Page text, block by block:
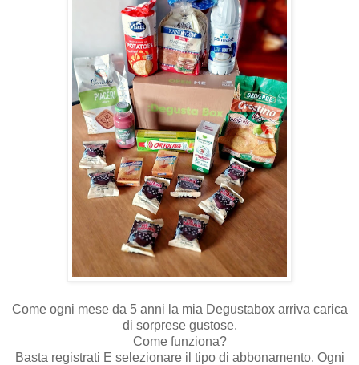
Come ogni mese da 5 anni la mia Degustabox arriva carica
di sorprese gustose.
Come funziona?
Basta registrati E selezionare il tipo di abbonamento. Ogni